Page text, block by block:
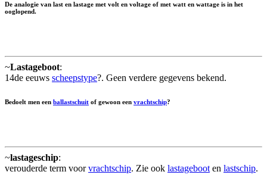
De analogie van last en lastage met volt en voltage of met watt en wattage is in het
ooglopend.
~Lastageboot:
14de eeuws scheepstype?. Geen verdere gegevens bekend.
Bedoelt men een ballastschuit of gewoon een vrachtschip?
~lastageschip:
verouderde term voorvrachtschip. Zie ook lastageboot en lastschip.